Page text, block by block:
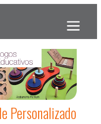
Personalizado